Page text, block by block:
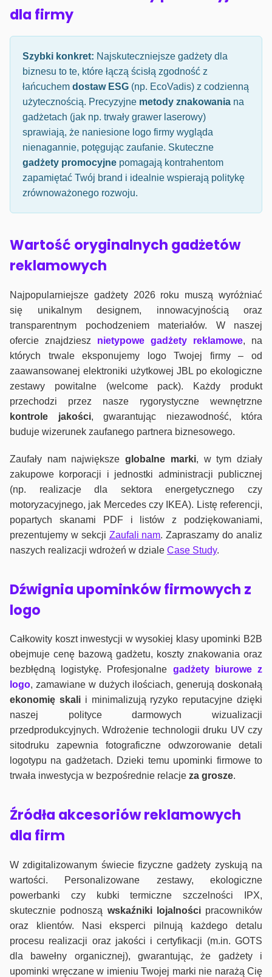
dla firmy
Szybki konkret: Najskuteczniejsze gadżety dla
biznesu to te, które łączą ścisłą zgodność z
łańcuchem dostaw ESG (np. EcoVadis) z codzienną
użytecznością. Precyzyjne metody znakowania na
gadżetach (jak np. trwały grawer laserowy)
sprawiają, że naniesione logo firmy wygląda
nienagannie, potęgując zaufanie. Skuteczne
gadżety promocyjne pomagają kontrahentom
zapamiętać Twój brand i idealnie wspierają politykę
zrównoważonego rozwoju.
Wartość oryginalnych gadżetów
reklamowych
Najpopularniejsze gadżety 2026 roku muszą wyróżniać
się unikalnym designem, innowacyjnością oraz
transparentnym pochodzeniem materiałów. W naszej
ofercie znajdziesz nietypowe gadżety reklamowe, na
których trwale eksponujemy logo Twojej firmy – od
zaawansowanej elektroniki użytkowej JBL po ekologiczne
zestawy powitalne (welcome pack). Każdy produkt
przechodzi przez nasze rygorystyczne wewnętrzne
kontrole jakości, gwarantując niezawodność, która
buduje wizerunek zaufanego partnera biznesowego.
Zaufały nam największeglobalne marki, w tym działy
zakupowe korporacji i jednostki administracji publicznej
(np. realizacje dla sektora energetycznego czy
motoryzacyjnego, jak Mercedes czy IKEA). Listę referencji,
popartych skanami PDF i listów z podziękowaniami,
prezentujemy w sekcji Zaufali nam. Zapraszamy do analiz
naszych realizacji wdrożeń w dziale Case Study.
Dźwignia upominków firmowych z
logo
Całkowity koszt inwestycji w wysokiej klasy upominki B2B
obejmuje cenę bazową gadżetu, koszty znakowania oraz
bezbłędną logistykę. Profesjonalne gadżety biurowe z
logo, zamawiane w dużych ilościach, generują doskonałą
ekonomię skalii minimalizują ryzyko reputacyjne dzięki
naszej polityce darmowych wizualizacji
przedprodukcyjnych. Wdrożenie technologii druku UV czy
sitodruku zapewnia fotograficzne odwzorowanie detali
logotypu na gadżetach. Dzieki temu upominki firmowe to
trwała inwestycja w bezpośrednie relacje za grosze.
Źródła akcesoriów reklamowych
dla firm
W zdigitalizowanym świecie fizyczne gadżety zyskują na
wartości. Personalizowane zestawy, ekologiczne
powerbanki czy kubki termiczne szczelności IPX,
skutecznie podnoszą wskaźniki lojalnościpracowników
oraz klientów. Nasi eksperci pilnują każdego detalu
procesu realizacji oraz jakości i certyfikacji (m.in. GOTS
dla bawełny organicznej), gwarantując, że gadżety i
upominki wręczane w imieniu Twojej marki nie narażą Cię